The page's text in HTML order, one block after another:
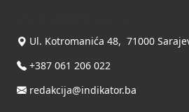
Ul. Kotromanića 48, 71000
+387 061 206 022
redakcija@indikator.ba